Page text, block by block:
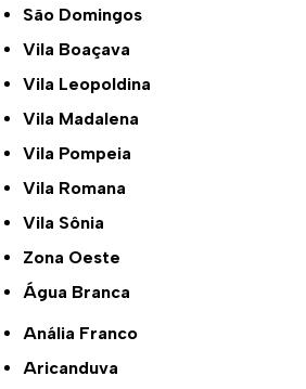
São Domingos
Vila Boaçava
Vila Leopoldina
Vila Madalena
Vila Pompeia
Vila Romana
Vila Sônia
Zona Oeste
Água Branca
Anália Franco
Aricanduva